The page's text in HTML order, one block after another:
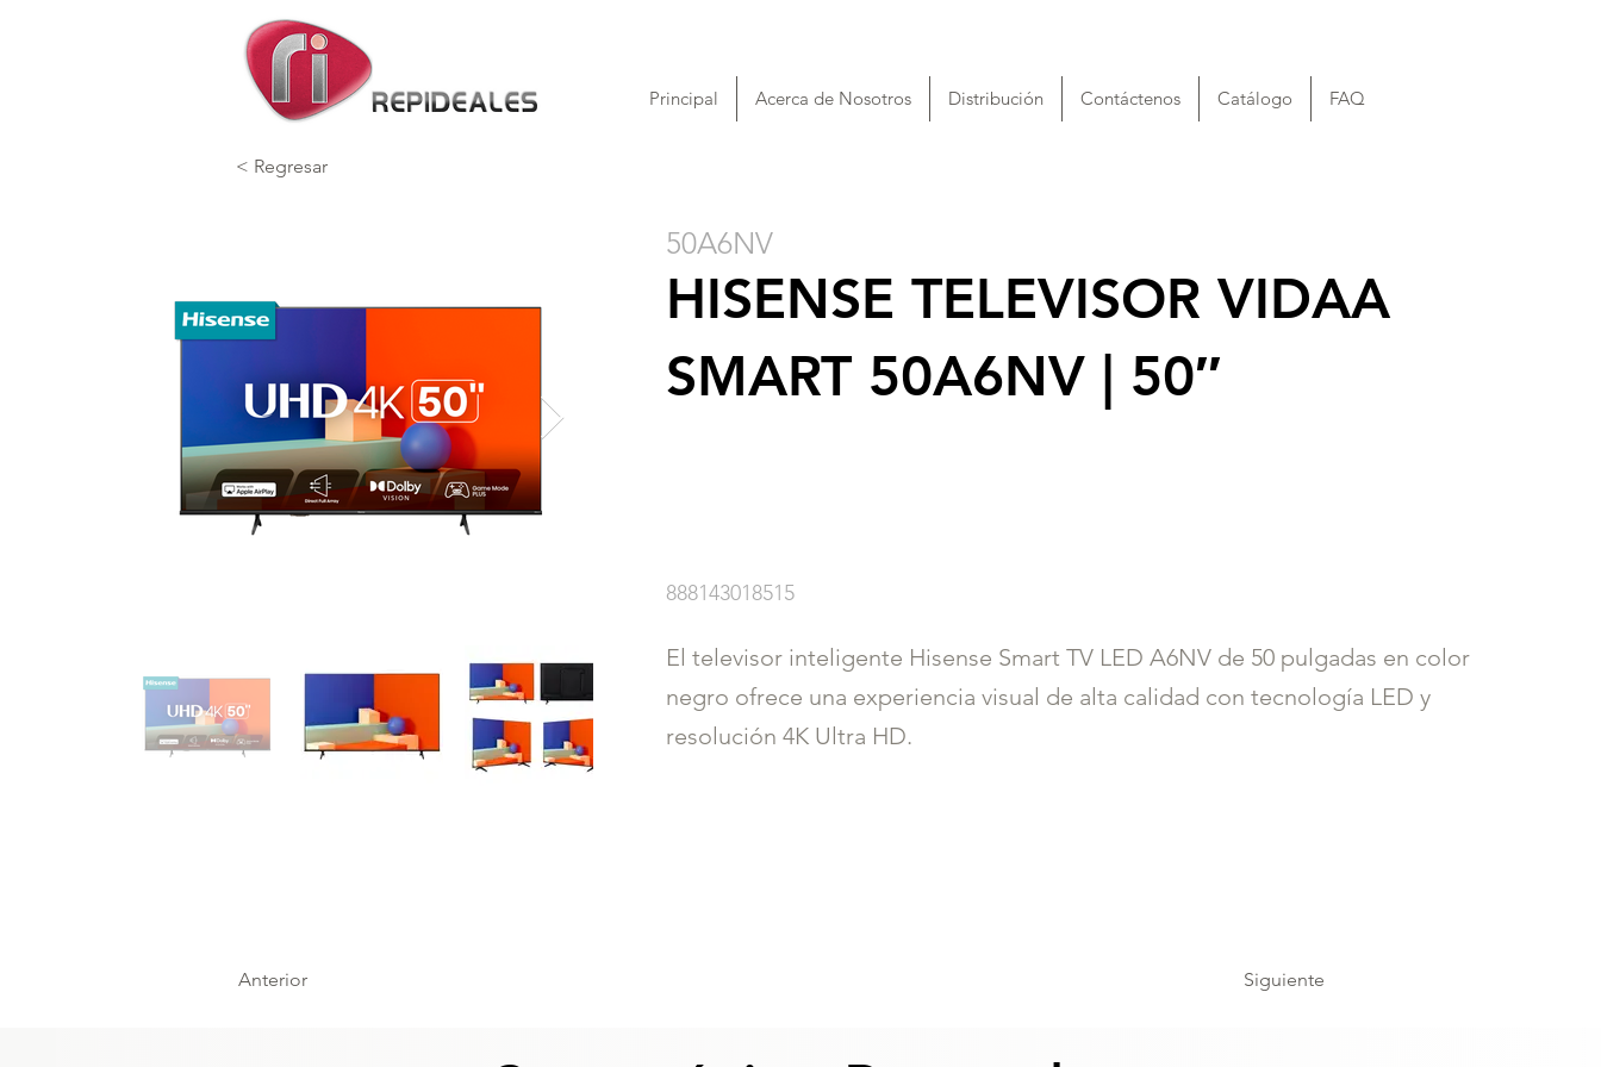
Principal Acerca de Nosotros Distribución Contáctenos Catálogo FAQ
< Regresar
50A6NV
HISENSE TELEVISOR VIDAA
SMART 50A6NV | 50″
El televisor inteligente Hisense Smart TV LED A6NV de 50 pulgadas en color
negro ofrece una experiencia visual de alta calidad con tecnología LED y
resolución 4K Ultra HD.
888143018515
Anterior Siguiente